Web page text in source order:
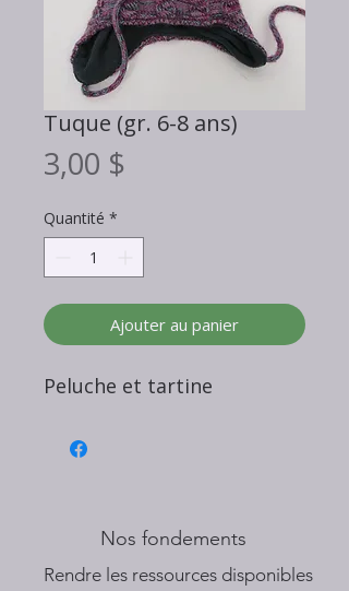
Tuque (gr. 6-8 ans)
3,00 $
Quantité *
Ajouter au panier
Peluche et tartine
Nos fondements
​Rendre les ressources disponibles